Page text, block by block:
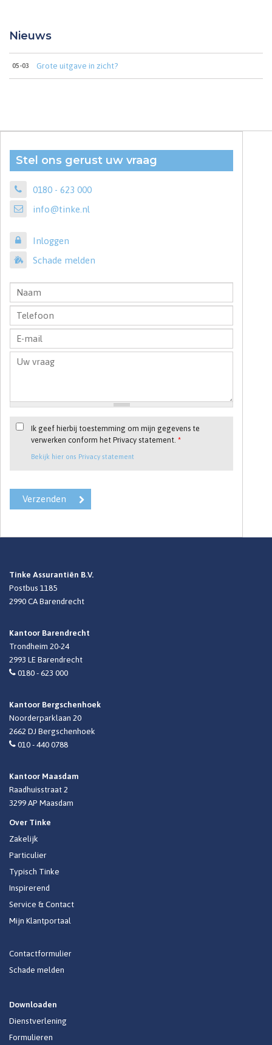
Nieuws
05-03 Grote uitgave in zicht?
Stel ons gerust uw vraag
0180 - 623 000
info@tinke.nl
Inloggen
Schade melden
Ik geef hierbij toestemming om mijn gegevens te
verwerken conform het Privacy statement. *
Bekijk hier ons Privacy statement
Tinke Assurantiën B.V.
Postbus 1185
2990 CABarendrecht
Kantoor Barendrecht
Trondheim 20-24
2993 LE Barendrecht
0180 - 623 000
Kantoor Bergschenhoek
Noorderparklaan 20
2662 DJ Bergschenhoek
010 - 440 0788
Kantoor Maasdam
Raadhuisstraat 2
3299 AP Maasdam
Over Tinke
Zakelijk
Particulier
Typisch Tinke
Inspirerend
Service & Contact
Mijn Klantportaal
Contactformulier
Schade melden
Downloaden
Dienstverlening
Formulieren